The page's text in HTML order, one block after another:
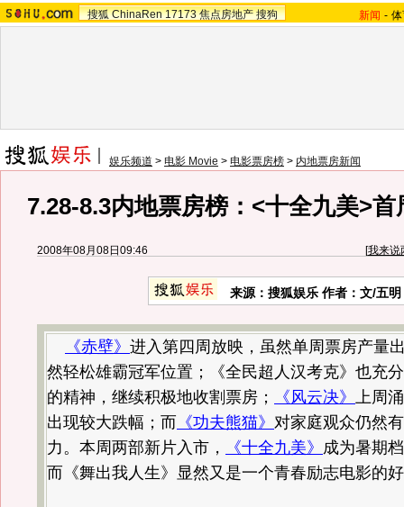
搜狐 ChinaRen 17173 焦点房地产 搜狗 新闻 -
娱乐频道 > 电影 Movie > 电影票房榜 > 内地票房新闻
7.28-8.3内地票房榜：<十全九美>首
2008年08月08日09:46 [我来说
来源：搜狐娱乐 作者：文/五明
《赤壁》 进入第四周放映，虽然单周票房产量
然轻松雄霸冠军位置；《全民超人汉考克》也充
的精神，继续积极地收割票房；
《风云决》 上周
出现较大跌幅；而 《功夫熊猫》 对家庭观众仍然
力。本周两部新片入市，
《十全九美》 成为暑期
而《舞出我人生》显然又是一个青春励志电影的